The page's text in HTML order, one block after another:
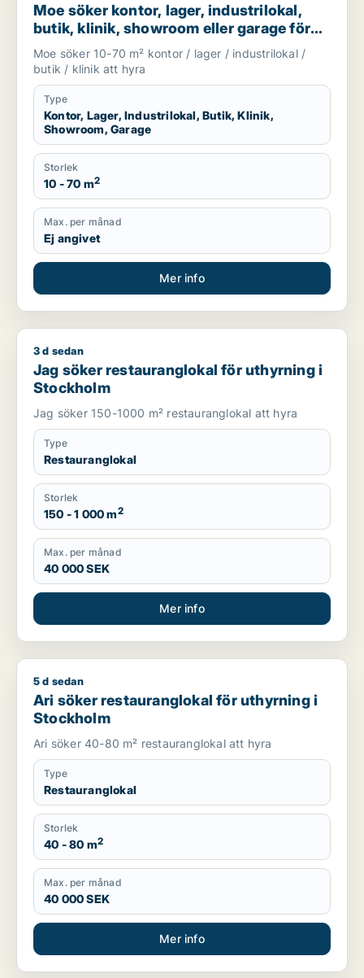
Moe söker kontor, lager, industrilokal,
butik, klinik, showroom eller garage för
uthyrning i Stockholm
Moe söker 10-70 m² kontor / lager / industrilokal /
butik / klinik att hyra
Type
Kontor, Lager, Industrilokal, Butik, Klinik,
Showroom, Garage
Storlek
10 - 70 m2
Max. per månad
Ej angivet
Mer info
Jag söker restauranglokal för uthyrning i Stockholm
3 d sedan
Jag söker restauranglokal för uthyrning i
Stockholm
Jag söker 150-1000 m² restauranglokal att hyra
Type
Restauranglokal
Storlek
150 - 1 000 m2
Max. per månad
40 000 SEK
Mer info
Ari söker restauranglokal för uthyrning i Stockholm
5 d sedan
Ari söker restauranglokal för uthyrning i
Stockholm
Ari söker 40-80 m² restauranglokal att hyra
Type
Restauranglokal
Storlek
40 - 80 m2
Max. per månad
40 000 SEK
Mer info